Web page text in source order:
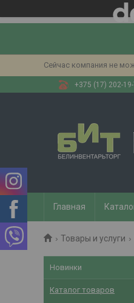
Сейчас компания не
+375 (17) 202-
Главная
Товары и услуги
Новинки
Каталог товаров